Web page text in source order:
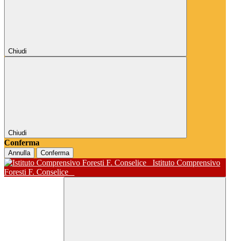
Chiudi
Chiudi
Conferma
Annulla Conferma
Istituto Comprensivo
Foresti F. Conselice